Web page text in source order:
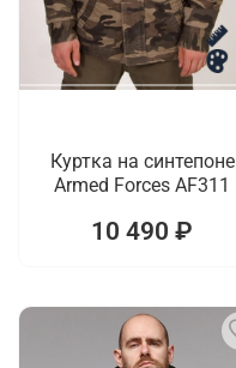
Куртка на синтепоне
Armed Forces AF311
10 490 ₽